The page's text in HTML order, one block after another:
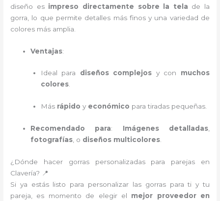
diseño es impreso directamente sobre la tela de la
gorra, lo que permite detalles más finos y una variedad de
colores más amplia.
Ventajas:
Ideal para diseños complejos y con muchos
colores.
Más rápido y económico para tiradas pequeñas.
Recomendado para: Imágenes detalladas,
fotografías , o diseños multicolores
¿Dónde hacer gorras personalizadas para parejas en
Clavería? 📍
Si ya estás listo para personalizar las gorras para ti y tu
pareja, es momento de elegir el mejor proveedor en